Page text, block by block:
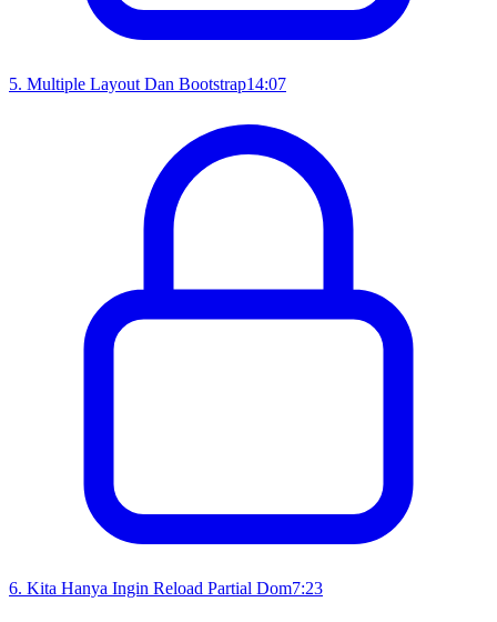
5. Multiple Layout Dan Bootstrap14:07
6. Kita Hanya Ingin Reload Partial Dom7:23